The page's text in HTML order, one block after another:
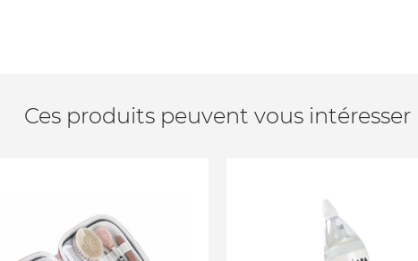
Ces produits peuvent vous intéresser